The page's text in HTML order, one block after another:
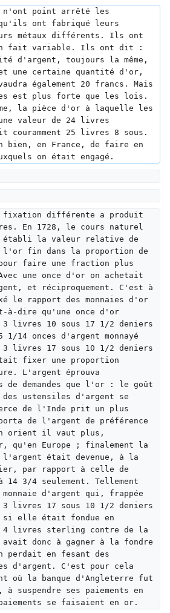
n'ont point arrêté les
ont fabriqué leurs
métaux différents. Ils ont
fait variable. Ils ont dit :
d'argent, toujours la même,
une certaine quantité d'or,
également 20 francs. Mais
est plus forte que les lois.
la pièce d'or à laquelle les
valeur de 24 livres
couramment 25 livres 8 sous.
bien, en France, de faire en
on était engagé.
fixation différente a produit
En 1728, le cours naturel
établi la valeur relative de
fin dans la proportion de
faire une fraction plus
une once d'or on achetait
et réciproquement. C'est à
le rapport des monnaies d'or
dire qu'une once d'or
3 livres 10 sous 17 1/2 deniers
14 onces d'argent monnayé
3 livres 17 sous 10 1/2 deniers
fixer une proportion
L'argent éprouva
de demandes que l'or : le goût
ustensiles d'argent se
de l'Inde prit un plus
de l'argent de préférence
orient il vaut plus,
qu'en Europe ; finalement la
était devenue, à la
par rapport à celle de
14 3/4 seulement. Tellement
d'argent qui, frappée
livres 17 sous 10 1/2 deniers
elle était fondue en
4 livres sterling contre de la
donc à gagner à la fondre
en fesant des
d'argent. C'est pour cela
où la banque d'Angleterre fut
suspendre ses paiements en
se faisaient en or.